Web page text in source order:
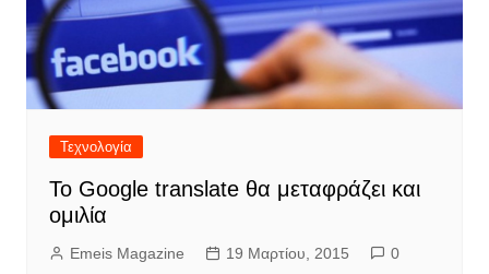
Τεχνολογία
Το Google translate θα μεταφράζει και
ομιλία
Emeis Magazine 19 Μαρτίου, 2015 0